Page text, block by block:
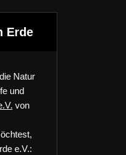
Erde
Natur
und
von
e.V.: